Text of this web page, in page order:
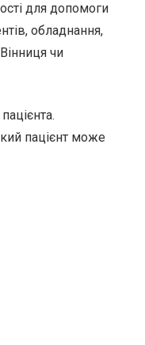
для допомоги
обладнання,
чи
пацієнт може